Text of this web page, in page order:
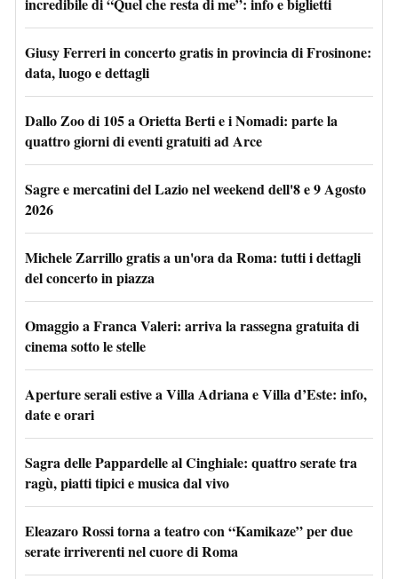
Giusy Ferreri in concerto gratis in provincia di Frosinone:
data, luogo e dettagli
Dallo Zoo di 105 a Orietta Berti e i Nomadi: parte la
quattro giorni di eventi gratuiti ad Arce
Sagre e mercatini del Lazio nel weekend dell'8 e 9 Agosto
2026
Michele Zarrillo gratis a un'ora da Roma: tutti i dettagli
del concerto in piazza
Omaggio a Franca Valeri: arriva la rassegna gratuita di
cinema sotto le stelle
Aperture serali estive a Villa Adriana e Villa d’Este: info,
date e orari
Sagra delle Pappardelle al Cinghiale: quattro serate tra
ragù, piatti tipici e musica dal vivo
Eleazaro Rossi torna a teatro con “Kamikaze” per due
serate irriverenti nel cuore di Roma